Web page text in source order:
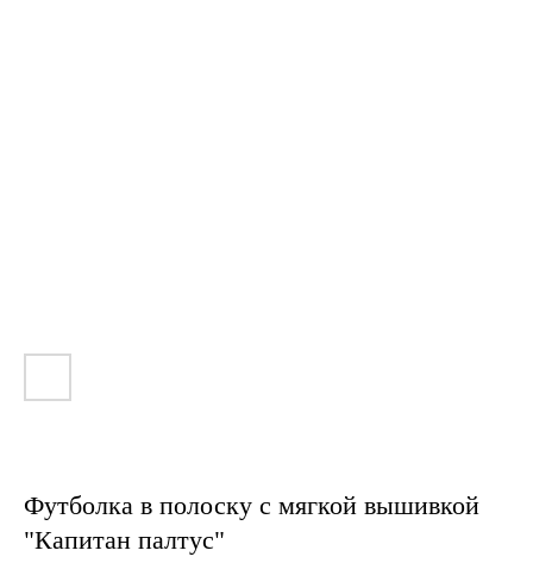
Футболка в полоску с мягкой вышивкой
"Капитан палтус"